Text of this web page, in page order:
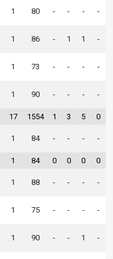
1 80 - - - -
1 86 - 1 1 -
1 73 - - - -
1 90 - - - -
17 1554 1 3 5 0
1 84 - - - -
1 84 0 0 0 0
1 88 - - - -
1 75 - - - -
1 90 - - 1 -